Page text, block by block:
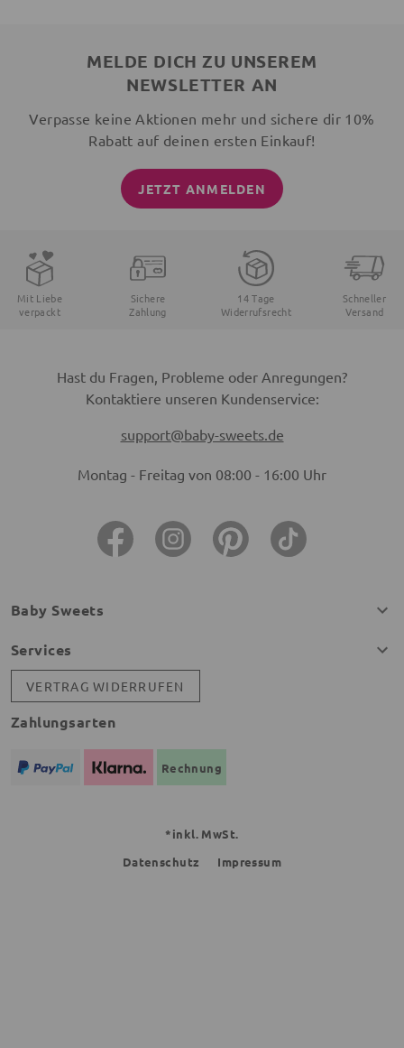
MELDE DICH ZU UNSEREM
NEWSLETTER AN
Verpasse keine Aktionen mehr und sichere dir 10%
Rabatt auf deinen ersten Einkauf!
JETZT ANMELDEN
Mit Liebe
verpackt
Sichere
Zahlung
14 Tage
Widerrufsrecht
Schneller
Versand
Hast du Fragen, Probleme oder Anregungen?
Kontaktiere unseren Kundenservice:
support@baby-sweets.de
Montag - Freitag von 08:00 - 16:00 Uhr
Baby Sweets
Services
VERTRAG WIDERRUFEN
Zahlungsarten
Rechnung
*inkl. MwSt.
Datenschutz
Impressum